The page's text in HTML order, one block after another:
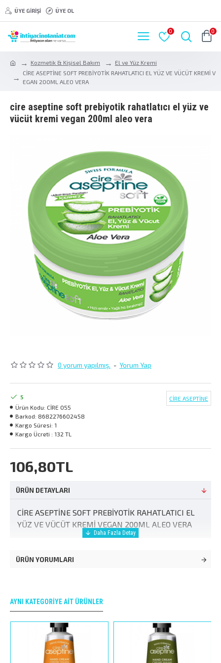
ÜYE GIRIŞI ÜYE OL
0 0
Kozmetik & Kişisel Bakım
El ve Yüz Kremi
CİRE ASEPTİNE SOFT PREBİYOTİK RAHATLATICI EL YÜZ VE VÜCÜT KREMİ V
EGAN 200ML ALEO VERA
ci̇re asepti̇ne soft prebi̇yoti̇k rahatlatici el yüz ve
vücüt kremi̇ vegan 200ml aleo vera
0 yorum yapılmış. - Yorum Yap
106,80TL
5
Ürün Kodu: CİRE 055
Barkod: 8682276602458
Kargo Süresi: 1
Kargo Ücreti : 132 TL
CİRE ASEPTİNE
ÜRÜN DETAYLARI
CİRE ASEPTİNE SOFT PREBİYOTİK RAHATLATICI EL
YÜZ VE VÜCÜT KREMİ VEGAN 200ML ALEO VERA
ÜRÜN YORUMLARI
AYNI KATEGORIYE AIT ÜRÜNLER